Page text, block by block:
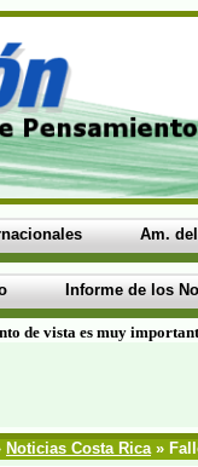
Am.
Informe de los
de vista es muy
Noticias Costa Rica»